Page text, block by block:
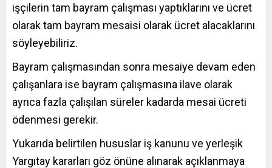
işçilerin tam bayram çalışması yaptıklarını ve ücret
olarak tam bayram mesaisi olarak ücret alacaklarını
söyleyebiliriz.
Bayram çalışmasından sonra mesaiye devam eden
çalışanlara ise bayram çalışmasına ilave olarak
ayrıca fazla çalışılan süreler kadarda mesai ücreti
ödenmesi gerekir.
Yukarıda belirtilen hususlar iş kanunu ve yerleşik
Yargıtay kararları göz önüne alınarak açıklanmaya